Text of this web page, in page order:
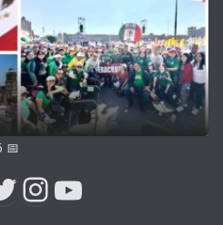
📅
Instagram
YouTube